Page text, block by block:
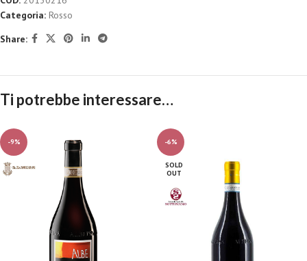
Categoria: Rosso
Share:
Ti potrebbe interessare…
-9% -6%
SOLD
OUT